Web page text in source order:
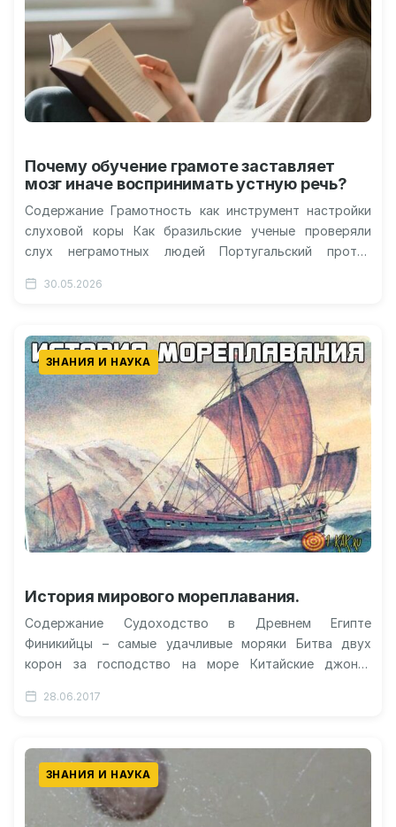
Почему обучение грамоте заставляет
мозг иначе воспринимать устную речь?
Содержание Грамотность как инструмент настройки
слуховой коры Как бразильские ученые проверяли
слух неграмотных людей Португальский против
молчит у…
30.05.2026
ЗНАНИЯ И НАУКА
История мирового мореплавания.
Содержание Судоходство в Древнем Египте
Финикийцы – самые удачливые моряки Битва двух
корон за господство на море Китайские джонки
Видео…
28.06.2017
ЗНАНИЯ И НАУКА